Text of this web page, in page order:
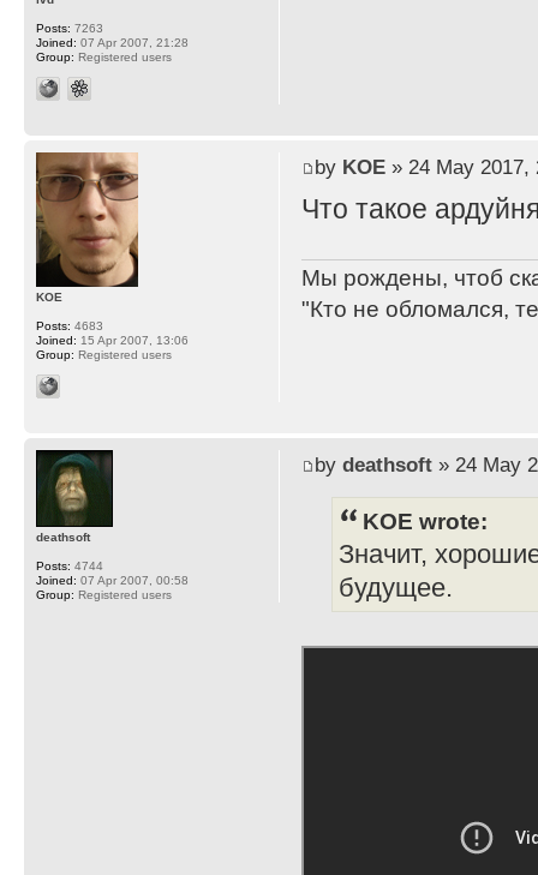
Posts: 7263
Joined: 07 Apr 2007, 21:28
Group: Registered users
by KOE» 24 May 2017,
Что такое
Мы рождены, чтоб
"Кто не обломался,
KOE
Posts: 4683
Joined: 15 Apr 2007, 13:06
Group: Registered users
by deathsoft» 24 May
KOE wrote:
Значит,
будущее.
deathsoft
Posts: 4744
Joined: 07 Apr 2007, 00:58
Group: Registered users